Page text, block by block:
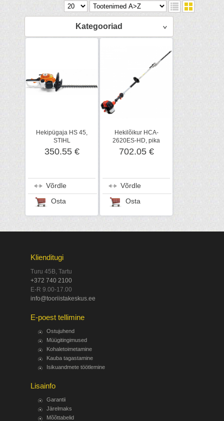
Kategooriad
Hekipügaja HS 45,
STIHL
350.55 €
Võrdle
Osta
Hekilõikur HCA-
2620ES-HD, pika
varrega, X-Series,
ECHO
702.05 €
Võrdle
Osta
Klienditugi
Turu 45B, Tartu
+372 740 2100
E-R 9.00-17.00
info@tooriistakeskus.ee
E-poest tellimine
Ostujuhend
Müügitingimused
Kohaletoimetamine
Kauba tagastamine
Isikuandmete töötlemine
Lisainfo
Garantii
Järelmaks
Mõõttabelid